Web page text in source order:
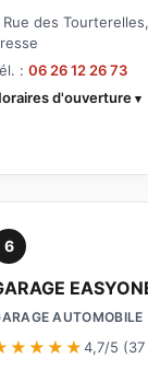
Rue des
:06 26 12 26 73
d'ouverture
6
AUTOMOBILE
4,7/5 (37